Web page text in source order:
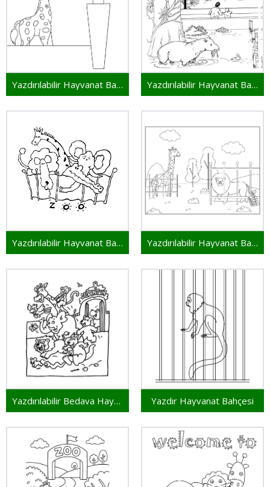
Yazdırılabilir Hayvanat Bahçesi Yazdırılabilir Hayvanat Bahçesi Resim
Yazdırılabilir Hayvanat Bahçesi Çocuklar İçin Yazdırılabilir Hayvanat Bahçesi Bedava
Yazdırılabilir Bedava Hayvanat Bahçesi Yazdır Hayvanat Bahçesi